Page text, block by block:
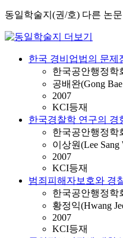
동일학술지(권/호) 다른 논문
한국 경비업법의 문제
한국공안행정학
공배완(Gong
2007
KCI등재
한국경찰학 연구의 경
한국공안행정학
이상원(Lee Sang
2007
KCI등재
범죄피해자보호와 경
한국공안행정학
황정익(Hwang
2007
KCI등재